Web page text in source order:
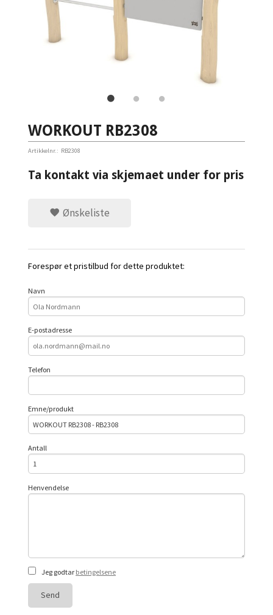
WORKOUT RB2308
Artikkelnr.: RB2308
Ta kontakt via skjemaet under for pris
Ønskeliste
Forespør et pristilbud for dette produktet:
Navn
E-postadresse
Telefon
Emne/produkt
Antall
Henvendelse
Jeg godtar betingelsene
Send